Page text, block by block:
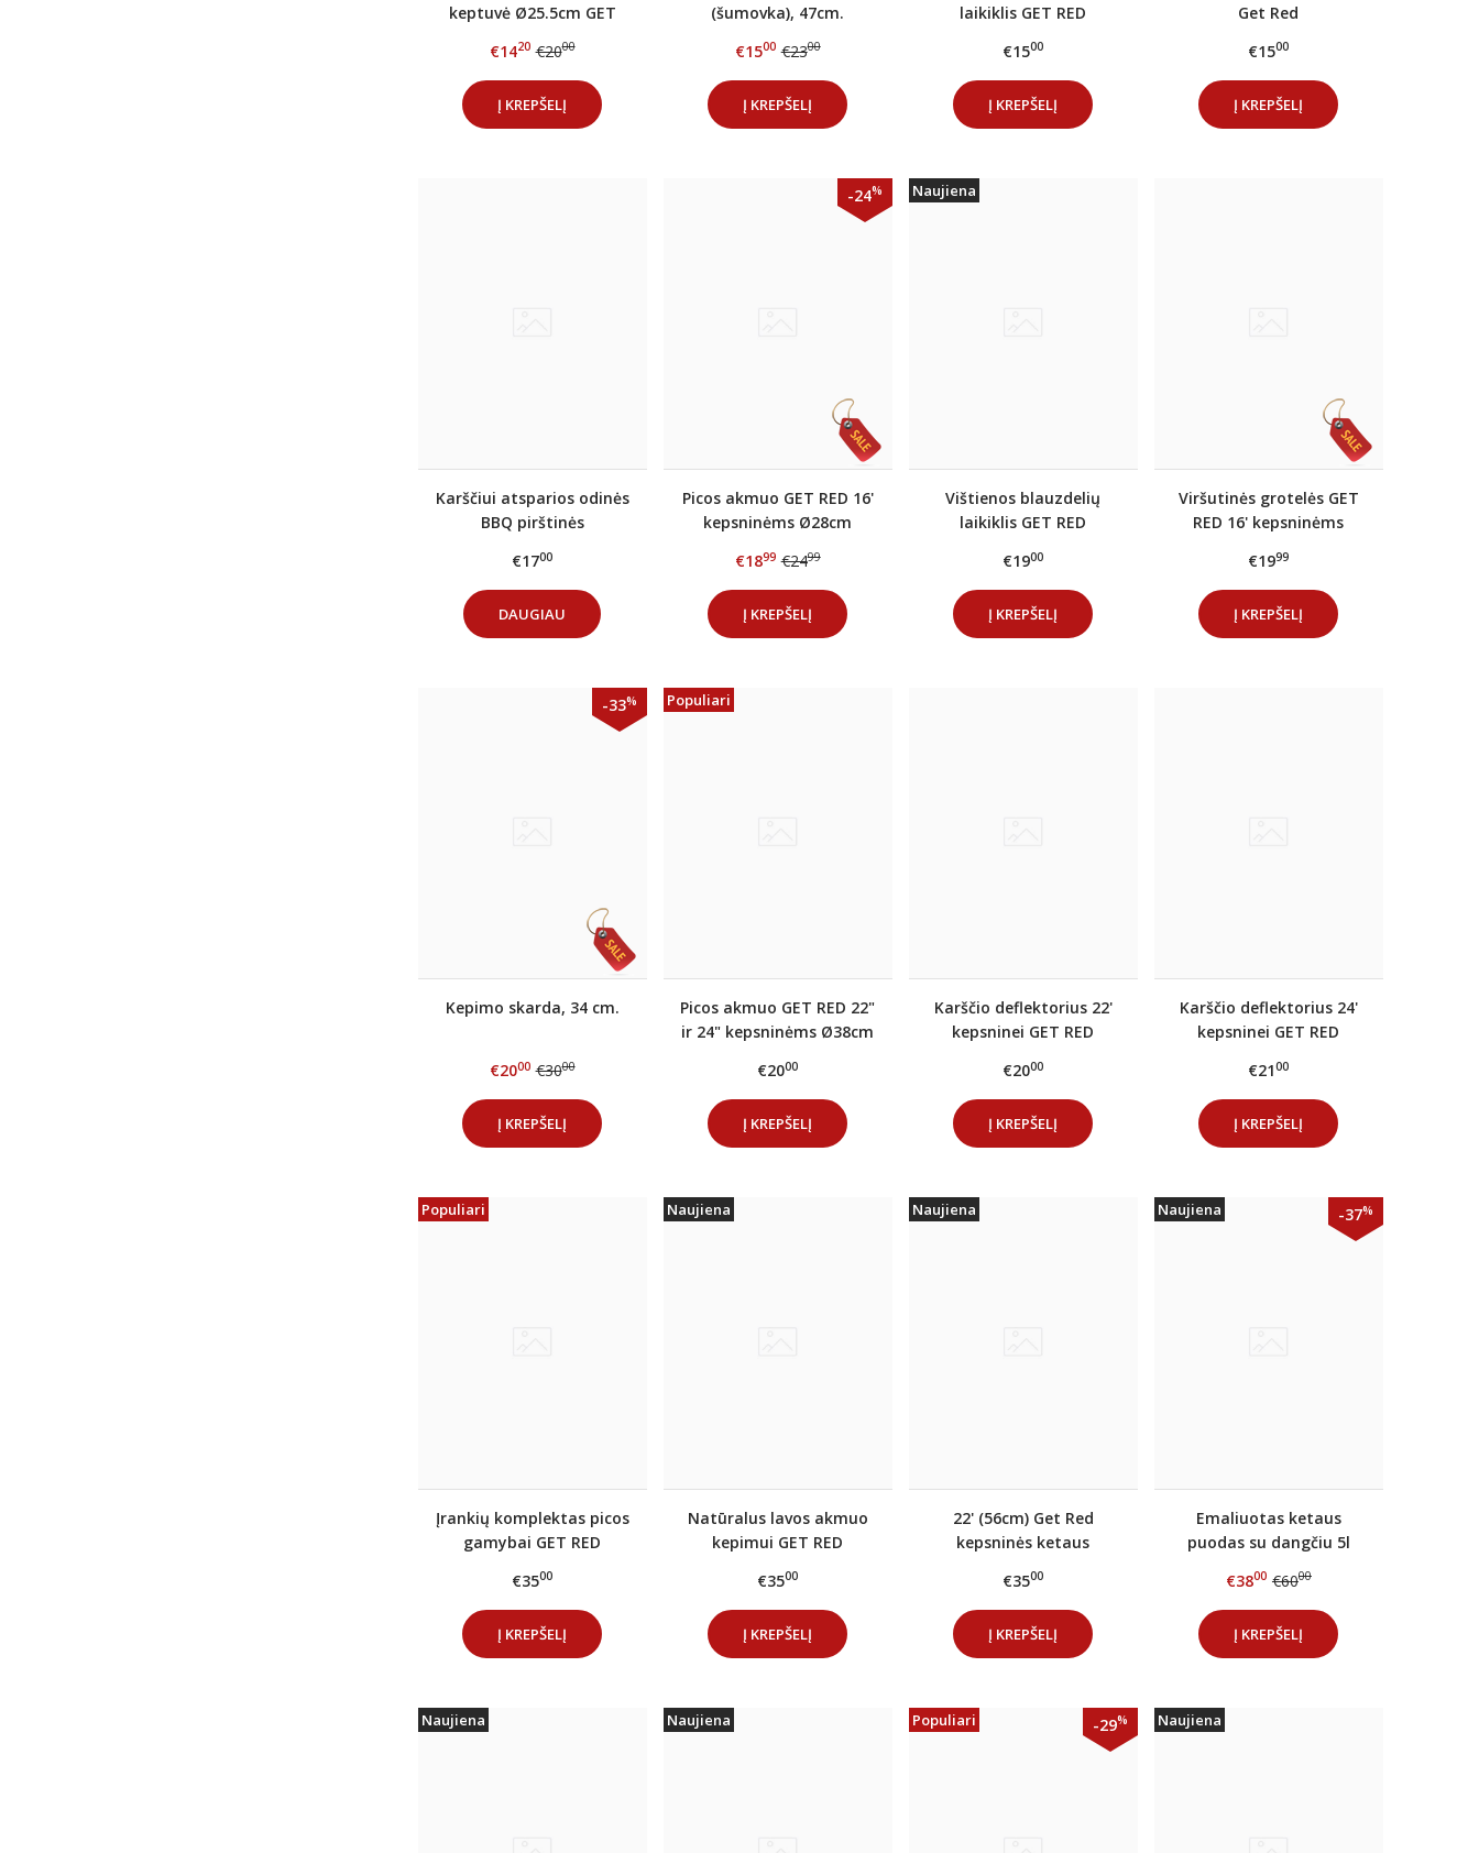
keptuvė Ø25.5cm GET
€1420 €2000
Į KREPŠELĮ
(šumovka), 47cm.
€1500 €2300
Į KREPŠELĮ
laikiklis GET RED
€1500
Į KREPŠELĮ
Get Red
€1500
Į KREPŠELĮ
Karščiui atsparios odinės
BBQ pirštinės
€1700
DAUGIAU
-24%
Picos akmuo GET RED 16'
kepsninėms Ø28cm
€1899 €2499
Į KREPŠELĮ
Naujiena
Vištienos blauzdelių
laikiklis GET RED
€1900
Į KREPŠELĮ
Viršutinės grotelės GET
RED 16' kepsninėms
€1999
Į KREPŠELĮ
-33%
Kepimo skarda, 34 cm.
€2000 €3000
Į KREPŠELĮ
Populiari
Picos akmuo GET RED 22"
ir 24" kepsninėms Ø38cm
€2000
Į KREPŠELĮ
Karščio deflektorius 22'
kepsninei GET RED
€2000
Į KREPŠELĮ
Karščio deflektorius 24'
kepsninei GET RED
€2100
Į KREPŠELĮ
Populiari
Įrankių komplektas picos
gamybai GET RED
€3500
Į KREPŠELĮ
Naujiena
Natūralus lavos akmuo
kepimui GET RED
€3500
Į KREPŠELĮ
Naujiena
22' (56cm) Get Red
kepsninės ketaus
€3500
Į KREPŠELĮ
Naujiena -37%
Emaliuotas ketaus
puodas su dangčiu 5l
€3800 €6000
Į KREPŠELĮ
Naujiena Naujiena Populiari -29% Naujiena